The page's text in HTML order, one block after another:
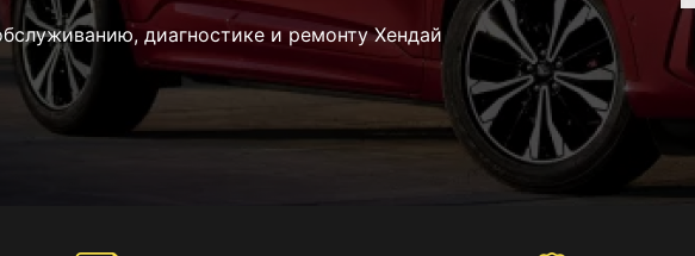
диагностике и ремонту Хендай